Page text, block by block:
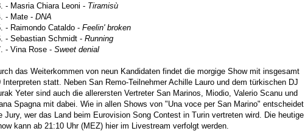
- Masria Chiara Leoni - Tiramisù
- Mate - DNA
- Raimondo Cataldo - Feelin' broken
- Sebastian Schmidt - Running
- Vina Rose - Sweet denial
das Weiterkommen von neun Kandidaten findet die morgige Show mit insgesamt
Interpreten statt. Neben San Remo-Teilnehmer Achille Lauro und dem türkischen DJ
Yeter sind auch die allerersten Vertreter San Marinos, Miodio, Valerio Scanu und
Spagna mit dabei. Wie in allen Shows von "Una voce per San Marino" entscheidet
Jury, wer das Land beim Eurovision Song Contest in Turin vertreten wird. Die heutige
kann ab 21:10 Uhr (MEZ) hier im Livestream verfolgt werden.